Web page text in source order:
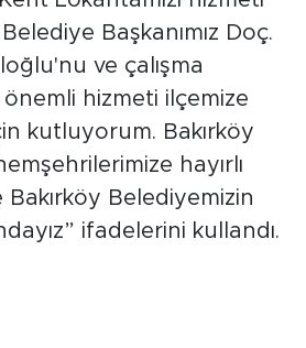
Başkanımız Doç.
ve çalışma
önemli hizmeti ilçemize
kutluyorum. Bakırköy
hayırlı
Bakırköy Belediyemizin
ifadelerini kullandı.